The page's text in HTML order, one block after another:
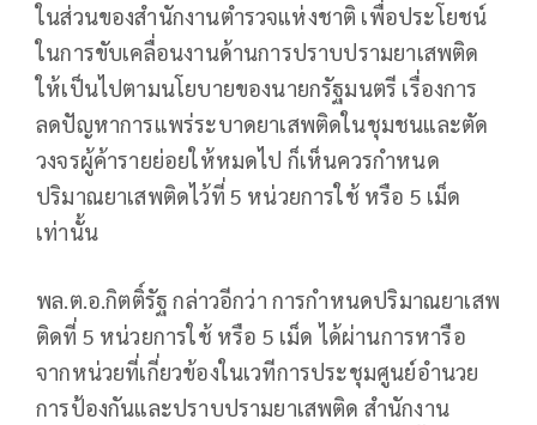
ในส่วนของสำนักงานตำรวจแห่งชาติ เพื่อประโยชน์
ในการขับเคลื่อนงานด้านการปราบปรามยาเสพติด
ให้เป็นไปตามนโยบายของนายกรัฐมนตรี เรื่องการ
ลดปัญหาการแพร่ระบาดยาเสพติดในชุมชนและตัด
วงจรผู้ค้ารายย่อยให้หมดไป ก็เห็นควรกำหนด
ปริมาณยาเสพติดไว้ที่ 5 หน่วยการใช้ หรือ 5 เม็ด
เท่านั้น
พล.ต.อ.กิตติ์รัฐ กล่าวอีกว่า การกำหนดปริมาณยาเสพ
ติดที่ 5 หน่วยการใช้ หรือ 5 เม็ด ได้ผ่านการหารือ
จากหน่วยที่เกี่ยวข้องในเวทีการประชุมศูนย์อำนวย
การป้องกันและปราบปรามยาเสพติด สำนักงาน